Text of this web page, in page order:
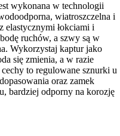
wykonana w technologii
wiatroszczelna i
elastycznymi łokciami i
ruchów, a szwy są w
Wykorzystaj kaptur jako
się zmienia, a w razie
to regulowane sznurki u
oraz zamek
bardziej odporny na korozję